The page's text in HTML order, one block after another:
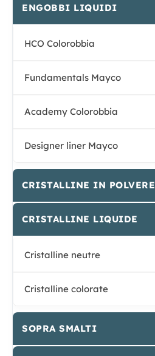
ENGOBBI LIQUIDI
HCO Colorobbia
Fundamentals Mayco
Academy Colorobbia
Designer liner Mayco
CRISTALLINE IN POLVERE
CRISTALLINE LIQUIDE
Cristalline neutre
Cristalline colorate
SOPRA SMALTI